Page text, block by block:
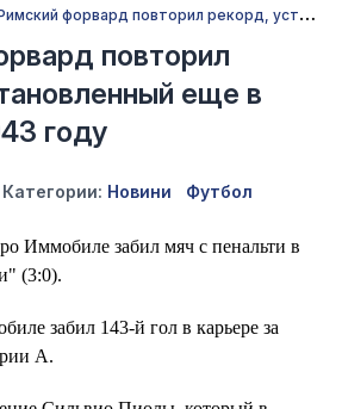
Р
имский форвард повторил рекорд, установленный еще в военном 1943 году
повторил
еще в
году
Категории: Новини Футбол
Иммобиле забил мяч с пенальти в
(3:0).
забил 143-й гол в карьере за
А.